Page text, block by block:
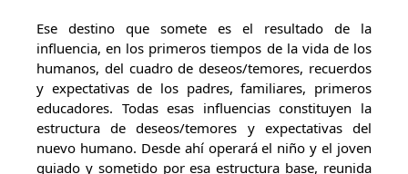
Ese destino que somete es el resultado de la
influencia, en los primeros tiempos de la vida de los
humanos, del cuadro de deseos/temores, recuerdos
y expectativas de los padres, familiares, primeros
educadores. Todas esas influencias constituyen la
estructura de deseos/temores y expectativas del
nuevo humano. Desde ahí operará el niño y el joven
guiado y sometido por esa estructura base, reunida